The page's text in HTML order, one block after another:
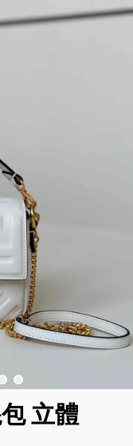
立體